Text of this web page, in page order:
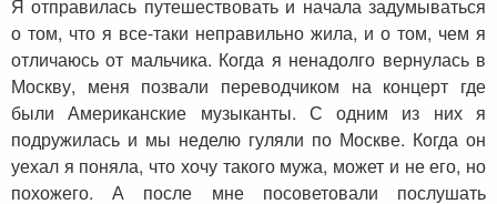
Я отправилась путешествовать и начала задумываться
о том, что я все-таки неправильно жила, и о том, чем я
отличаюсь от мальчика. Когда я ненадолго вернулась в
Москву, меня позвали переводчиком на концерт где
были Американские музыканты. С одним из них я
подружилась и мы неделю гуляли по Москве. Когда он
уехал я поняла, что хочу такого мужа, может и не его, но
похожего. А после мне посоветовали послушать